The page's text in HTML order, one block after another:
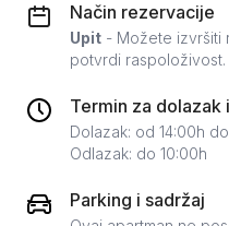
Način rezervacije
Upit - Možete izvršiti
potvrdi raspoloživost.
Termin za dolazak
Dolazak: od 14:00h
Odlazak: do 10:00h
Parking i sadržaj